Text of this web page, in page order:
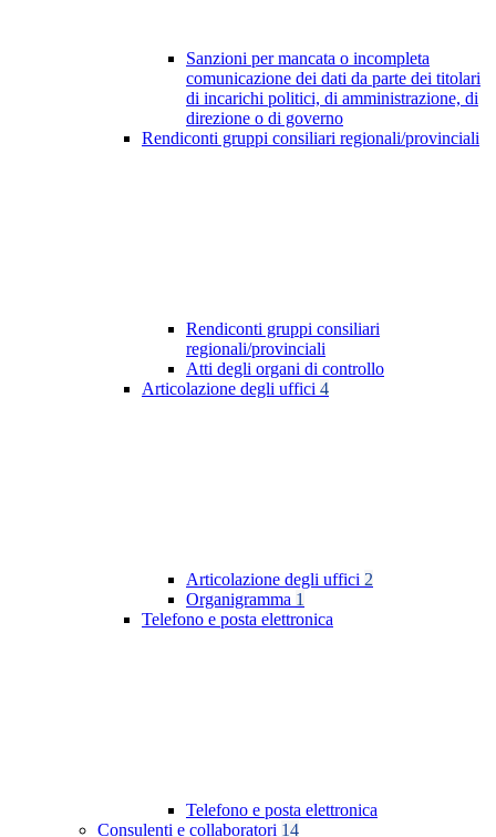
Sanzioni per mancata o incompleta
comunicazione dei dati da parte dei titolari
di incarichi politici, di amministrazione, di
direzione o di governo
Rendiconti gruppi consiliari regionali/provinciali
Rendiconti gruppi consiliari
regionali/provinciali
Atti degli organi di controllo
Articolazione degli uffici 4
Articolazione degli uffici 2
Organigramma 1
Telefono e posta elettronica
Telefono e posta elettronica
Consulenti e collaboratori 14